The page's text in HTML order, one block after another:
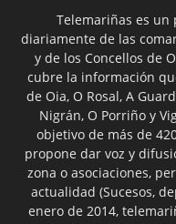
Telemariñas es
diariamente de las
y de los Concellos de
cubre la información
de Oia, O Rosal, A
Nigrán, O Porriño y
objetivo de más de
propone dar voz y
zona o asociaciones,
actualidad (Sucesos,
enero de 2014,